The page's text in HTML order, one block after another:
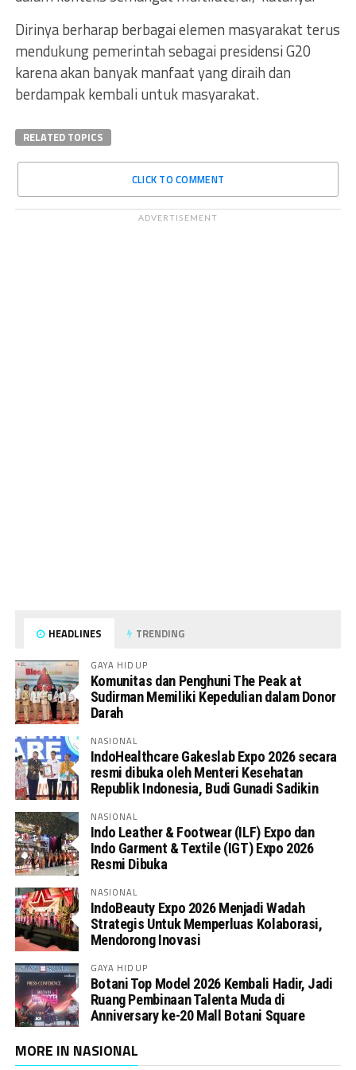
Dirinya berharap berbagai elemen masyarakat terus
mendukung pemerintah sebagai presidensi G20
karena akan banyak manfaat yang diraih dan
berdampak kembali untuk masyarakat.
RELATED TOPICS
CLICK TO COMMENT
ADVERTISEMENT
HEADLINES TRENDING
GAYA HIDUP
Komunitas dan Penghuni The Peak at
Sudirman Memiliki Kepedulian dalam Donor
Darah
NASIONAL
IndoHealthcare Gakeslab Expo 2026 secara
resmi dibuka oleh Menteri Kesehatan
Republik Indonesia, Budi Gunadi Sadikin
NASIONAL
Indo Leather & Footwear (ILF) Expo dan
Indo Garment & Textile (IGT) Expo 2026
Resmi Dibuka
NASIONAL
IndoBeauty Expo 2026 Menjadi Wadah
Strategis Untuk Memperluas Kolaborasi,
Mendorong Inovasi
GAYA HIDUP
Botani Top Model 2026 Kembali Hadir, Jadi
Ruang Pembinaan Talenta Muda di
Anniversary ke-20 Mall Botani Square
MORE IN NASIONAL